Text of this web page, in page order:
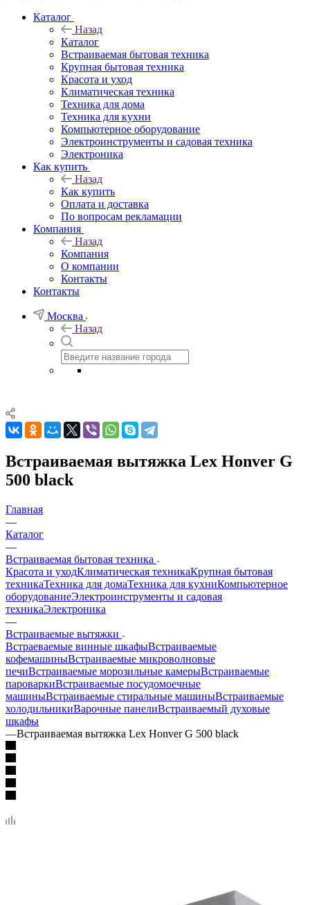
Каталог
Назад
Каталог
Встраиваемая бытовая техника
Крупная бытовая техника
Красота и уход
Климатическая техника
Техника для дома
Техника для кухни
Компьютерное оборудование
Электроинструменты и садовая техника
Электроника
Как купить
Назад
Как купить
Оплата и доставка
По вопросам рекламации
Компания
Назад
Компания
О компании
Контакты
Контакты
Москва
Назад
Встраиваемая вытяжка Lex Honver G
500 black
Главная
—
Каталог
—
Встраиваемая бытовая техника
Красота и уходКлиматическая техникаКрупная бытовая
техникаТехника для домаТехника для кухниКомпьютерное
оборудованиеЭлектроинструменты и садовая
техникаЭлектроника
—
Встраиваемые вытяжки
Встраеваемые винные шкафыВстраиваемые
кофемашиныВстраиваемые микроволновые
печиВстраиваемые морозильные камерыВстраиваемые
пароваркиВстраиваемые посудомоечные
машиныВстраиваемые стиральные машиныВстраиваемые
холодильникиВарочные панелиВстраиваемый духовые
шкафы
—Встраиваемая вытяжка Lex Honver G 500 black